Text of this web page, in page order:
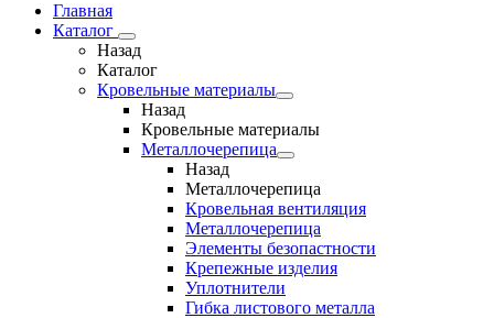
Главная
Каталог
Назад
Каталог
Кровельные материалы
Назад
Кровельные материалы
Металлочерепица
Назад
Металлочерепица
Кровельная вентиляция
Металлочерепица
Элементы безопастности
Крепежные изделия
Уплотнители
Гибка листового металла